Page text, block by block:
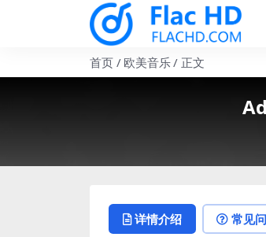
首页 欧美音乐 正文
详情介绍 常见